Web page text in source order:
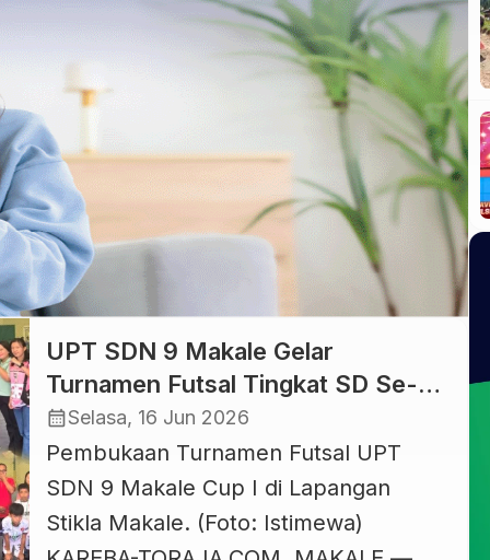
Bang (MLBB) Kapolres Cup yang
diselenggarakan oleh Polres Toraja
Utara di Markas Polres Toraja Utara,
Rabu […]
UPT SDN 9 Makale Gelar
Turnamen Futsal Tingkat SD Se-
Tana Toraja dan Toraja Utara
calendar_monthSelasa, 16 Jun 2026
Pembukaan Turnamen Futsal UPT
SDN 9 Makale Cup I di Lapangan
Stikla Makale. (Foto: Istimewa)